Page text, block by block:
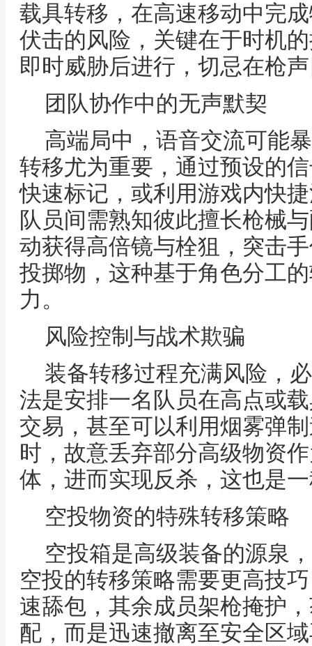
载具转移，在高速移动中完
伏击的风险，关键在于时机
即时威胁后进行，切忌在枪
团队协作中的无声默契
高端局中，语音交流可能
转移尤为重要，通过预设的
快速标记，或利用游戏内快
队员间需熟知彼此擅长枪械
动获得高倍镜与栓狙，突击
投掷物，这种基于角色分工
力。
风险控制与战术欺骗
装备转移过程充满风险，
法是安排一名队员在高点或
交易，甚至可以利用烟雾弹
时，故意丢弃部分高级物资
体，进而实现反杀，这也是
空投物资的特殊转移策略
空投箱是高级装备的源泉
空投的转移策略需要更高技
速舔包，其余成员架枪掩护
配，而是迅速撤离至安全区